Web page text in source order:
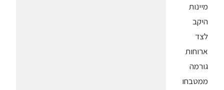
מיינות
היקב
לצד
ארוחות
גורמה
ממטבחו